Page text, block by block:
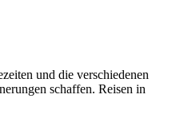
und die verschiedenen
schaffen. Reisen in